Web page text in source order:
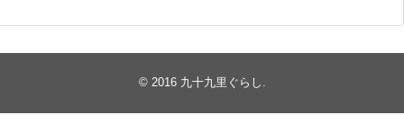
© 2016 九十九里ぐらし .